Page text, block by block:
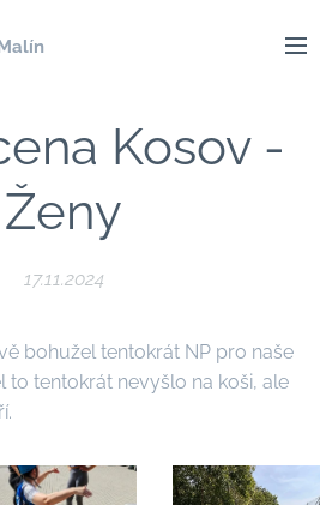
Kosov -
Ženy
17.11.2024
bohužel tentokrát NP pro naše
to tentokrát nevyšlo na koši, ale